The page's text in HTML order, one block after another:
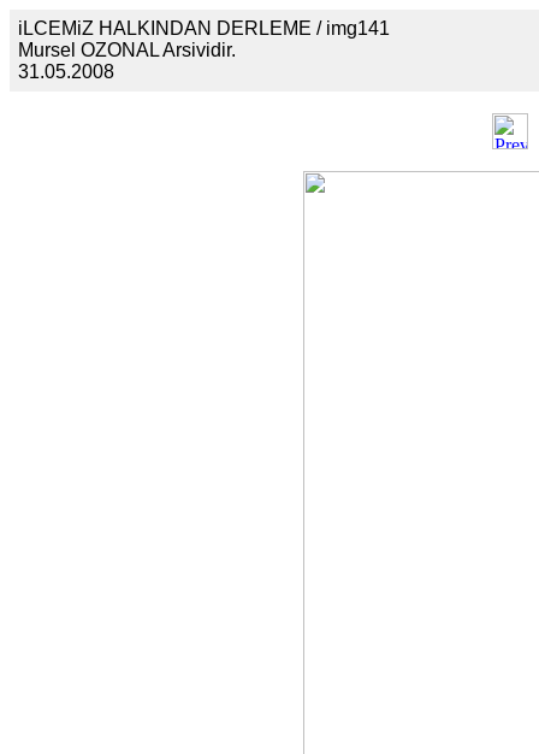
iLCEMiZ HALKINDAN DERLEME / img141
Mursel OZONAL Arsividir.
31.05.2008